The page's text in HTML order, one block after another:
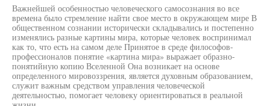
Важнейшей особенностью человеческого самосознания во все
времена было стремление найти свое место в окружающем мире В
общественном сознании исторически складывались и постепенно
изменялись разные картины мира, которые человек воспринимал
как то, что есть на самом деле Принятое в среде философов-
профессионалов понятие «картина мира» выражает образно-
понятийную копию Вселенной Она возникает на основе
определенного мировоззрения, является духовным образованием,
служит важным средством управления человеческой
деятельностью, помогает человеку ориентироваться в реальной